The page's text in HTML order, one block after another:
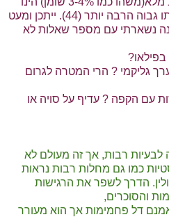
גבוה יותר (21) ושל סויה לעמותו גבוה הרבה יותר (44). ייתכן ומעט
נשארתי עם מספר שאלות לא
ערך גליקמי ? הרי המטרה לגרום
עם הקפה ? עדיף על סויה או
לבעיות רבות, אך זה מעולם לא
כמו גם מחלות רבות נראות
הדרך לשפר את הרגישות
והסוכרים,
אמנם דל פחמימות אך הוא מעורר